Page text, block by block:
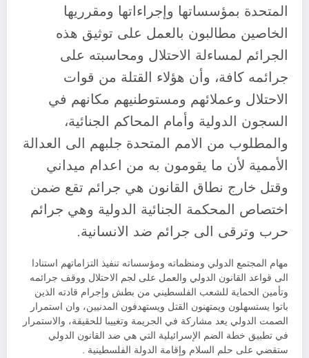
المتحدة بمؤسساتها وإجراءاتها ومقرريها
الخاصين مطالبون بالعمل على توثيق هذه
الجرائم لمساءلة الاحتلال ومحاسبته على
جرائمه كافة، وأن هؤلاء القتلة من قوات
الاحتلال وعملائهم ومستوطنيهم مكانهم في
السجون الدولية وأمام المحاكم الجنائية،
والمطلوب من الامم المتحدة جلبهم الى العدالة
الأممية لأن ما يقومون به من اعدام ميداني
وقتل خارج نطاق القانون هي جرائم تقع ضمن
اختصاص المحكمة الجنائية الدولية وهي جرائم
حرب وترقى الى جرائم ضد الانسانية.
مهام المجتمع الدولي ومنظماته ومؤسساته تنفيذ التزاماتهم استنادا
الى قواعد القانون الدولي والعمل على لجم الاحتلال ووقف جرائمه
وتأمين الحماية للشعب الفلسطيني من بطش وإجرام قادته الذين
باتوا يستسهلون ويمتهنون القتل ويستهدفون المدنيين، وان استمرار
الصمت الدولي يعد مشاركة في الجريمة وتغييبا للحقيقة، والاستمرار
في تطبيق خطة الضم الإسرائيلية التي هي ضد القانون الدولي
ستقضي على حلم السلام وإقامة الدولة الفلسطينية .